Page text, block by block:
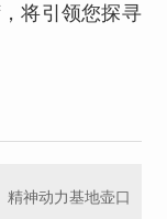
将引领您探寻
精神动力基地壶口